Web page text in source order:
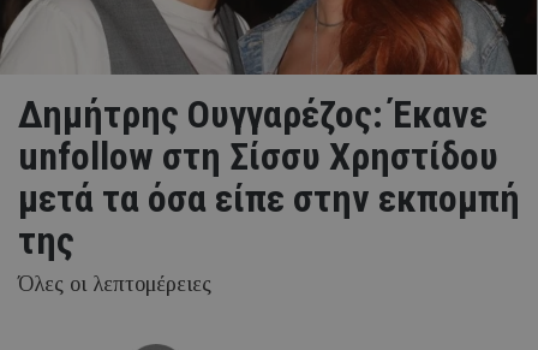
Δημήτρης Ουγγαρέζος: Έκανε
unfollow στη Σίσσυ Χρηστίδου
μετά τα όσα είπε στην εκπομπή
της
Όλες οι λεπτομέρειες